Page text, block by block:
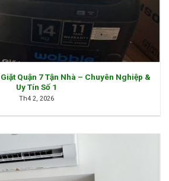
Quận 7 Tận Nhà – Chuyên Nghiệp &
Uy Tín Số 1
Th4 2, 2026